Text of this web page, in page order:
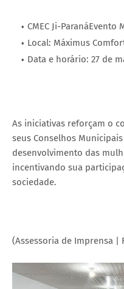
CMEC Ji-
Local: Máximus
Data e horário: 27 de
As iniciativas reforçam o
seus Conselhos
desenvolvimento das
incentivando sua
sociedade.
(Assessoria de Imprensa |